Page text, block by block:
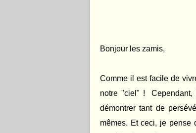
Bonjour les zamis,
Comme il est facile de
notre "ciel" !
démontrer tant de
mêmes. Et ceci, je pense